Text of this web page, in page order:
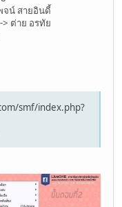
จน์ สายอินดี้
ต่าย อรทัย
smf/index.php?